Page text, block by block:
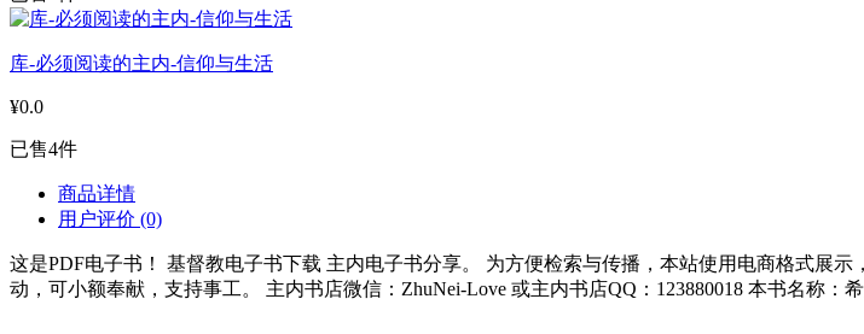
库-必须阅读的主内-信仰与生活
¥0.0
已售4件
商品详情
用户评价 (0)
这是PDF电子书！ 基督教电子书下载 主内电子书分享。 为方便检索与传播，本站使用电商格式展
动，可小额奉献，支持事工。 主内书店微信：ZhuNei-Love 或主内书店QQ：123880018 本书名称：